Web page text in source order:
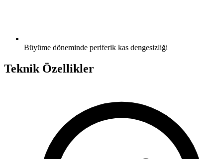
Büyüme döneminde periferik kas dengesizliği
Teknik Özellikler